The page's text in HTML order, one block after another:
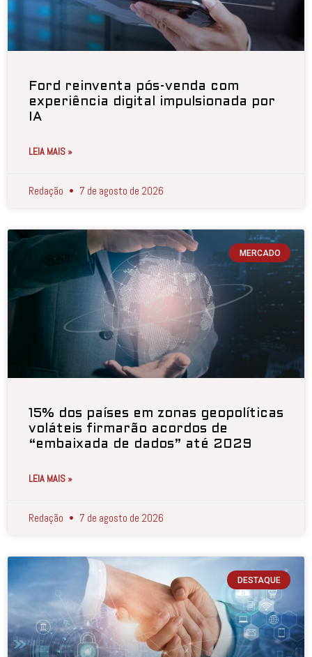
Ford reinventa pós-venda com
experiência digital impulsionada por
IA
LEIA MAIS »
Redação 7 de agosto de 2026
MERCADO
15% dos países em zonas geopolíticas
voláteis firmarão acordos de
“embaixada de dados” até 2029
LEIA MAIS »
Redação 7 de agosto de 2026
DESTAQUE